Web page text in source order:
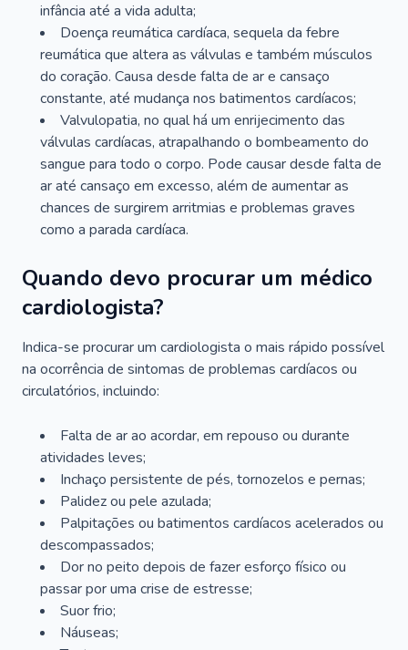
infância até a vida adulta;
Doença reumática cardíaca, sequela da febre
reumática que altera as válvulas e também músculos
do coração. Causa desde falta de ar e cansaço
constante, até mudança nos batimentos cardíacos;
Valvulopatia, no qual há um enrijecimento das
válvulas cardíacas, atrapalhando o bombeamento do
sangue para todo o corpo. Pode causar desde falta de
ar até cansaço em excesso, além de aumentar as
chances de surgirem arritmias e problemas graves
como a parada cardíaca.
Quando devo procurar um médico
cardiologista?
Indica-se procurar um cardiologista o mais rápido possível
na ocorrência de sintomas de problemas cardíacos ou
circulatórios, incluindo:
Falta de ar ao acordar, em repouso ou durante
atividades leves;
Inchaço persistente de pés, tornozelos e pernas;
Palidez ou pele azulada;
Palpitações ou batimentos cardíacos acelerados ou
descompassados;
Dor no peito depois de fazer esforço físico ou
passar por uma crise de estresse;
Suor frio;
Náuseas;